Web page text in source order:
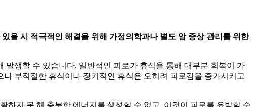
을 시 적극적인 해결을 위해 가정의학과나 별도 암 증상 관리를 위한
생할 수 있습니다. 일반적인 피로가 휴식을 통해 대부분 회복이 가
부적절한 휴식이나 장기적인 휴식은 오히려 피로감을 증가시키고
하지 못 해 충분한 에너지를 생성할 수 없고, 이것이 피로를 유발할 수